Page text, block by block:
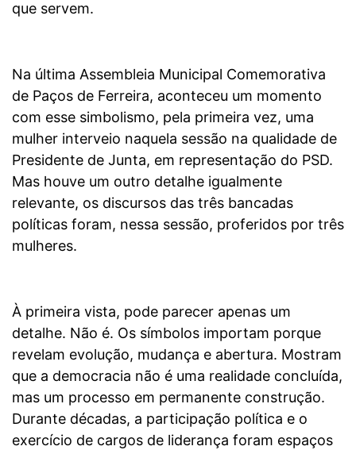
que servem.
Na última Assembleia Municipal Comemorativa
de Paços de Ferreira, aconteceu um momento
com esse simbolismo, pela primeira vez, uma
mulher interveio naquela sessão na qualidade de
Presidente de Junta, em representação do PSD.
Mas houve um outro detalhe igualmente
relevante, os discursos das três bancadas
políticas foram, nessa sessão, proferidos por três
mulheres.
À primeira vista, pode parecer apenas um
detalhe. Não é. Os símbolos importam porque
revelam evolução, mudança e abertura. Mostram
que a democracia não é uma realidade concluída,
mas um processo em permanente construção.
Durante décadas, a participação política e o
exercício de cargos de liderança foram espaços